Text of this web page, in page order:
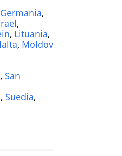
Germania,
,
, Lituania,
, Moldova
, San
, Suedia,